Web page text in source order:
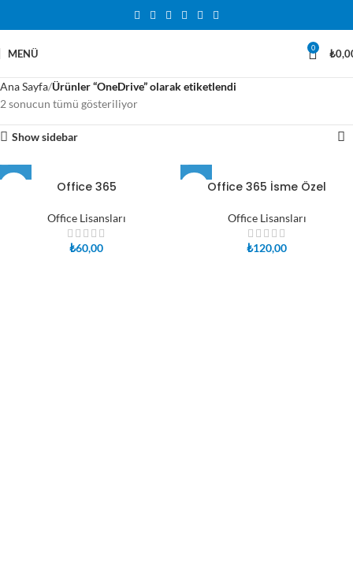
MENÜ 0 ₺
Ana Sayfa Ürünler “OneDrive” olarak etiketlendi
2 sonucun tümü gösteriliyor
Show sidebar
Office 365
Office Lisansları
₺60,00
Office 365 İsme Özel
Office Lisansları
₺120,00